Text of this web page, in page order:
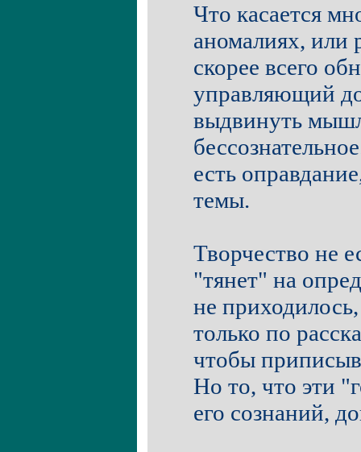
Что касается
аномалиях, или
скорее всего
управляющий
выдвинуть
есть
темы.
Творчество не
"тянет" на
не
только по
чтобы
Но то, что эти
его сознаний,